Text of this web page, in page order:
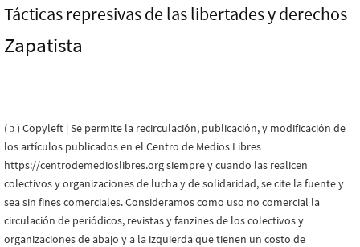
Tácticas represivas de las libertades y derechos
Zapatista
( ɔ ) Copyleft | Se permite la recirculación, publicación, y modificación de
los artículos publicados en el Centro de Medios Libres
https://centrodemedioslibres.org siempre y cuando las realicen
colectivos y organizaciones de lucha y de solidaridad, se cite la fuente y
sea sin fines comerciales. Consideramos como uso no comercial la
circulación de periódicos, revistas y fanzines de los colectivos y
organizaciones de abajo y a la izquierda que tienen un costo de